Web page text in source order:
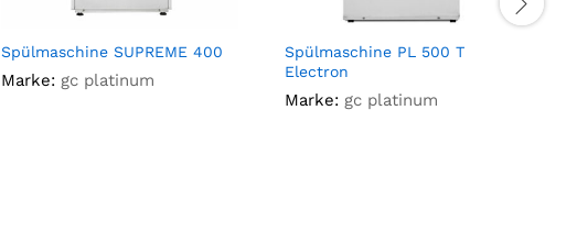
Spülmaschine SUPREME 400
Marke: gc platinum
Spülmaschine PL 500 T
Electron
Marke: gc platinum